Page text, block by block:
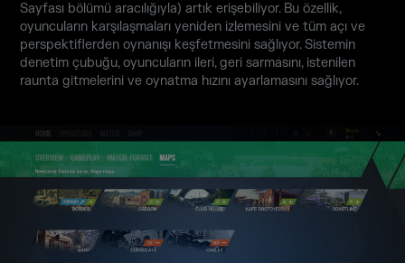
Sayfası bölümü aracılığıyla) artık erişebiliyor. Bu özellik,
oyuncuların karşılaşmaları yeniden izlemesini ve tüm açı ve
perspektiflerden oynanışı keşfetmesini sağlıyor. Sistemin
denetim çubuğu, oyuncuların ileri, geri sarmasını, istenilen
raunta gitmelerini ve oynatma hızını ayarlamasını sağlıyor.